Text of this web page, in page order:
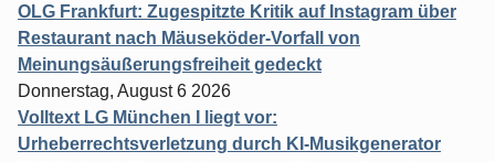
OLG Frankfurt: Zugespitzte Kritik auf Instagram über
Restaurant nach Mäuseköder-Vorfall von
Meinungsäußerungsfreiheit gedeckt
Donnerstag, August 6 2026
Volltext LG München I liegt vor:
Urheberrechtsverletzung durch KI-Musikgenerator